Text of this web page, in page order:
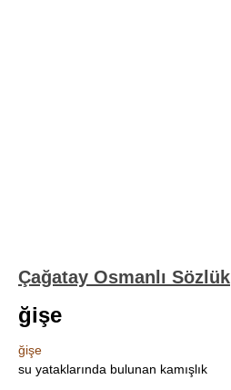
Çağatay Osmanlı Sözlük
ğişe
ğişe
su yataklarında bulunan kamışlık